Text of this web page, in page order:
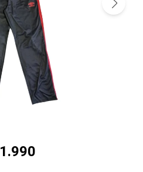
1.990